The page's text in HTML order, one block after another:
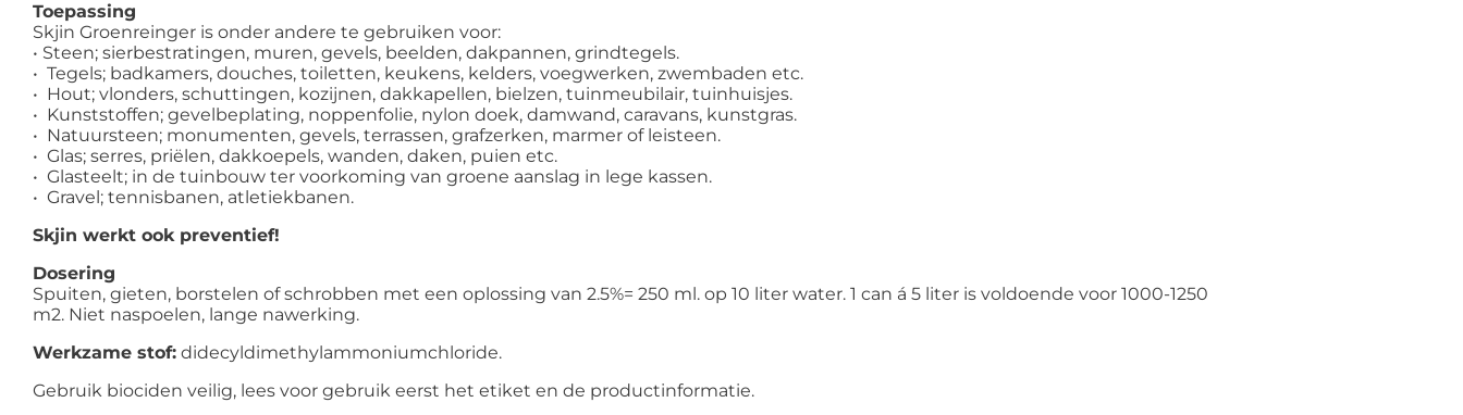
Toepassing
Skjin Groenreinger is onder andere te gebruiken voor:
• Steen; sierbestratingen, muren, gevels, beelden, dakpannen, grindtegels.
• Tegels; badkamers, douches, toiletten, keukens, kelders, voegwerken, zwembaden etc.
• Hout; vlonders, schuttingen, kozijnen, dakkapellen, bielzen, tuinmeubilair, tuinhuisjes.
• Kunststoffen; gevelbeplating, noppenfolie, nylon doek, damwand, caravans, kunstgras.
• Natuursteen; monumenten, gevels, terrassen, grafzerken, marmer of leisteen.
• Glas; serres, priëlen, dakkoepels, wanden, daken, puien etc.
• Glasteelt; in de tuinbouw ter voorkoming van groene aanslag in lege kassen.
• Gravel; tennisbanen, atletiekbanen.
Skjin werkt ook preventief!
Dosering
Spuiten, gieten, borstelen of schrobben met een oplossing van 2.5%= 250 ml. op 10 liter water. 1 can á 5 liter is voldoende voor 1000-1250
m2. Niet naspoelen, lange nawerking.
Werkzame stof: didecyldimethylammoniumchloride.
Gebruik biociden veilig, lees voor gebruik eerst het etiket en de productinformatie.